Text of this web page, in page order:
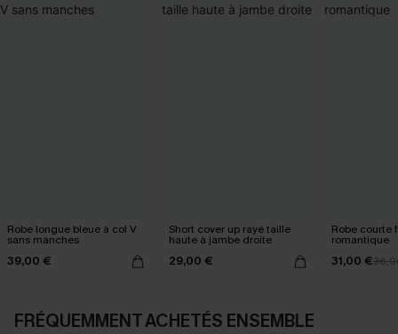
Robe longue bleue à col V
sans manches
39,00 €
Short cover up rayé taille
haute à jambe droite
29,00 €
Robe courte
romantique
31,00 €
FRÉQUEMMENT ACHETÉS ENSEMBLE